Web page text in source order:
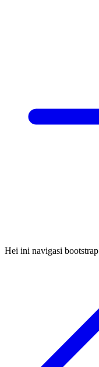
Hei ini navigasi bootstrap